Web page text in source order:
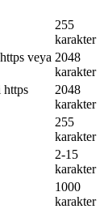
255
karakter
veya 2048
karakter
https
2048
karakter
255
karakter
2-15
karakter
1000
karakter